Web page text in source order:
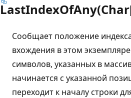
Сообщает положение
вхождения в этом
символов, указанных в
начинается с указанной
переходит к началу строки